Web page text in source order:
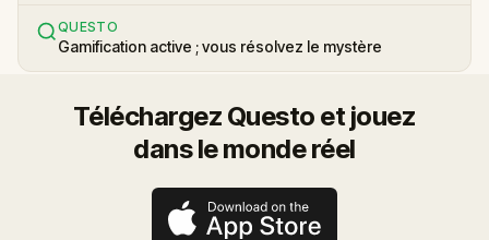
QUESTO
Gamification active ; vous résolvez le mystère
Téléchargez Questo et jouez
dans le monde réel